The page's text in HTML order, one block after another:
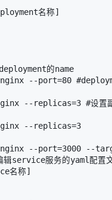
名称]
的name
--port=80
--replicas=3 #设置副
--replicas=3
nginx --port=3000 --
服务的yaml配置
名称]